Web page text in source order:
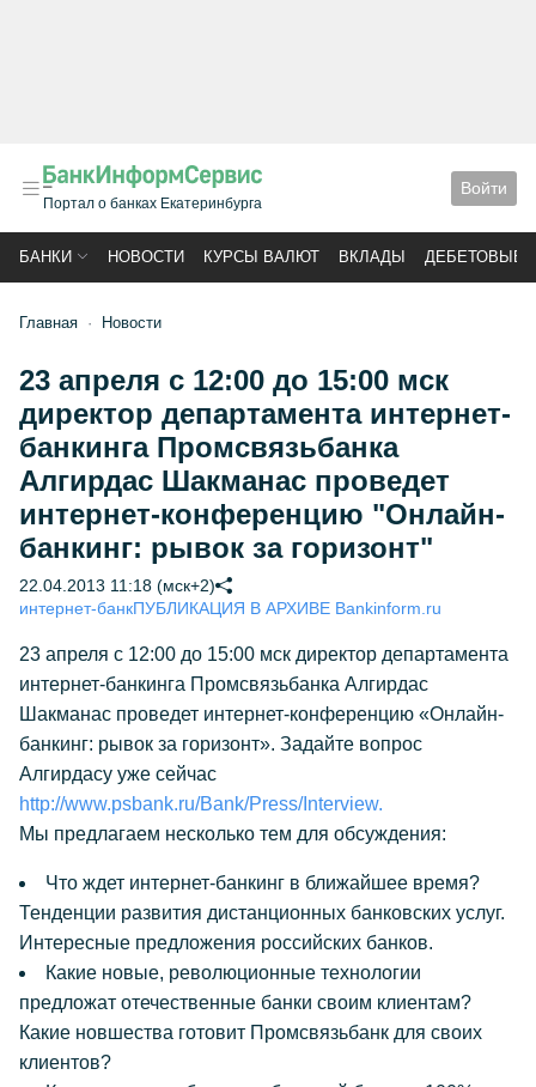
Портал о банках Екатеринбурга
Войти
БАНКИ НОВОСТИ КУРСЫ ВАЛЮТ ВКЛАДЫ ДЕБЕТОВЫЕ
Главная Новости
23 апреля с 12:00 до 15:00 мск
директор департамента интернет-
банкинга Промсвязьбанка
Алгирдас Шакманас проведет
интернет-конференцию "Онлайн-
банкинг: рывок за горизонт"
22.04.2013 11:18 (мск+2)
интернет-банкПУБЛИКАЦИЯ В АРХИВЕ Bankinform.ru
23 апреля с 12:00 до 15:00 мск директор департамента
интернет-банкинга Промсвязьбанка Алгирдас
Шакманас проведет интернет-конференцию «Онлайн-
банкинг: рывок за горизонт». Задайте вопрос
Алгирдасу уже сейчас
http://www.psbank.ru/Bank/Press/Interview.
Мы предлагаем несколько тем для обсуждения:
Что ждет интернет-банкинг в ближайшее время?
Тенденции развития дистанционных банковских услуг.
Интересные предложения российских банков.
Какие новые, революционные технологии
предложат отечественные банки своим клиентам?
Какие новшества готовит Промсвязьбанк для своих
клиентов?